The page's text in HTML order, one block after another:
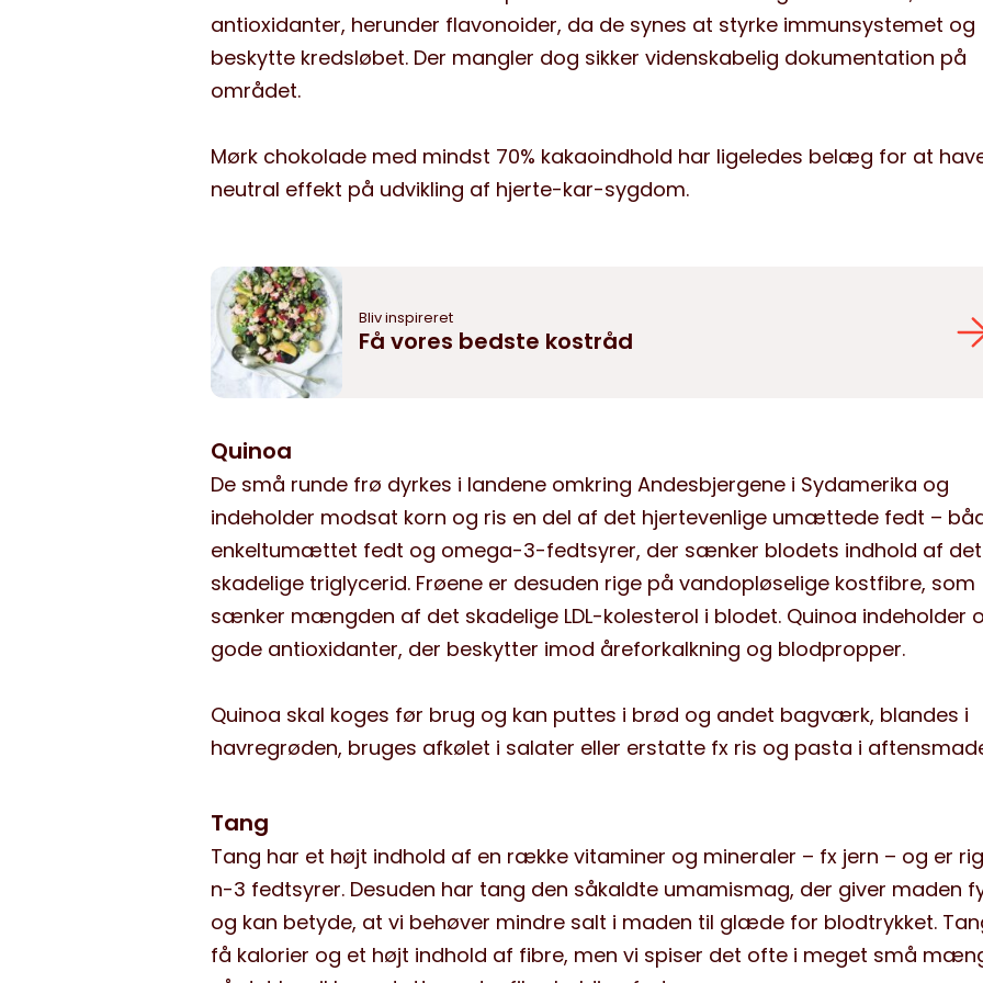
antioxidanter, herunder flavonoider, da de synes at styrke immunsystemet og
beskytte kredsløbet. Der mangler dog sikker videnskabelig dokumentation på
området.
Mørk chokolade med mindst 70% kakaoindhold har ligeledes belæg for at
neutral effekt på udvikling af hjerte-kar-sygdom.
Bliv inspireret
Få vores bedste kostråd
Quinoa
De små runde frø dyrkes i landene omkring Andesbjergene i Sydamerika og
indeholder modsat korn og ris en del af det hjertevenlige umættede fedt –
enkeltumættet fedt og omega-3-fedtsyrer, der sænker blodets indhold af det
skadelige triglycerid. Frøene er desuden rige på vandopløselige kostfibre, som
sænker mængden af det skadelige LDL-kolesterol i blodet. Quinoa indeholder
gode antioxidanter, der beskytter imod åreforkalkning og blodpropper.
Quinoa skal koges før brug og kan puttes i brød og andet bagværk, blandes i
havregrøden, bruges afkølet i salater eller erstatte fx ris og pasta i
Tang
Tang har et højt indhold af en række vitaminer og mineraler – fx jern – og er
n-3 fedtsyrer. Desuden har tang den såkaldte umamismag, der giver maden
og kan betyde, at vi behøver mindre salt i maden til glæde for blodtrykket.
få kalorier og et højt indhold af fibre, men vi spiser det ofte i meget små